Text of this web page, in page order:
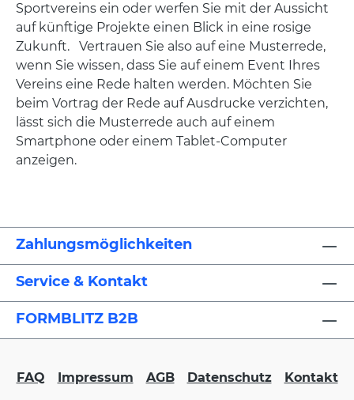
Sportvereins ein oder werfen Sie mit der Aussicht
auf künftige Projekte einen Blick in eine rosige
Zukunft. Vertrauen Sie also auf eine Musterrede,
wenn Sie wissen, dass Sie auf einem Event Ihres
Vereins eine Rede halten werden. Möchten Sie
beim Vortrag der Rede auf Ausdrucke verzichten,
lässt sich die Musterrede auch auf einem
Smartphone oder einem Tablet-Computer
anzeigen.
Zahlungsmöglichkeiten
Service & Kontakt
FORMBLITZ B2B
FAQ Impressum AGB Datenschutz Kontakt